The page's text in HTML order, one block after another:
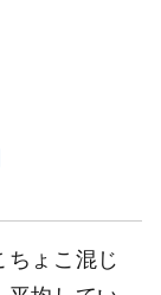
ちょこ混じ